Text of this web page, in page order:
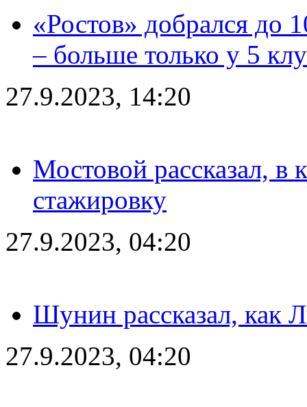
«Ростов» добрался до
– больше только у 5
27.9.2023, 14:20
Мостовой рассказал, в
стажировку
27.9.2023, 04:20
Шунин рассказал, как
27.9.2023, 04:20